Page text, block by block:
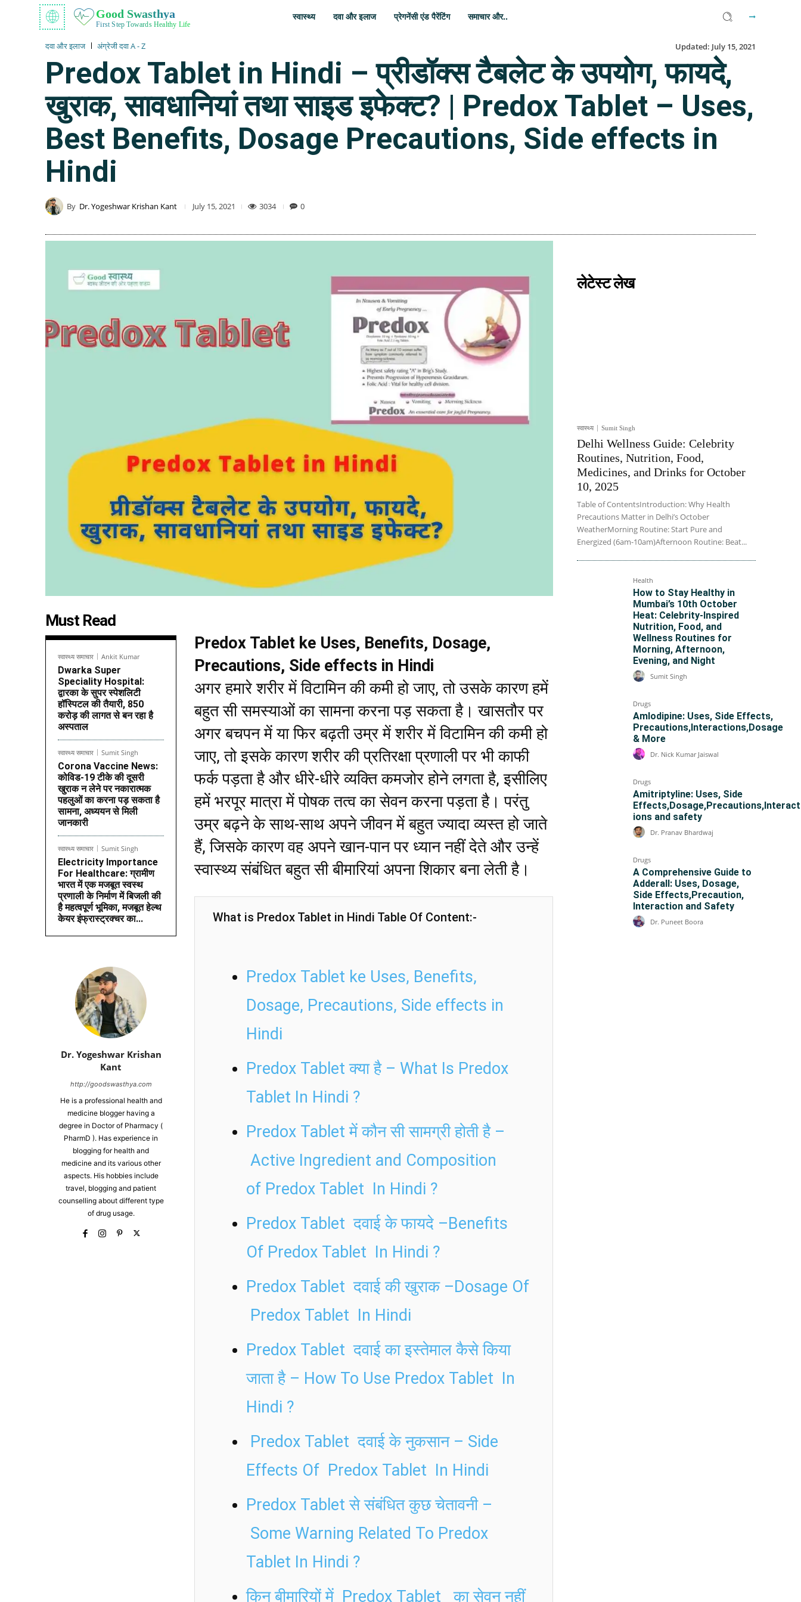
Good Swasthya
First Step Towards Healthy Life
स्वास्थ्य दवा और इलाज प्रेगनेंसी एंड पैरेंटिंग समाचार और..
दवा और इलाज अंग्रेजी दवा A - Z Updated: July 15, 2021
Predox Tablet in Hindi – प्रीडॉक्स टैबलेट के उपयोग, फायदे,
खुराक, सावधानियां तथा साइड इफेक्ट? | Predox Tablet – Uses,
Best Benefits, Dosage Precautions, Side effects in
Hindi
By Dr. Yogeshwar Krishan Kant July 15, 2021 3034 0
Must Read
स्वास्थ्य समाचार Ankit Kumar
Dwarka Super
Speciality Hospital:
द्वारका के सुपर स्पेशलिटी
हॉस्पिटल की तैयारी, 850
करोड़ की लागत से बन रहा है
अस्पताल
स्वास्थ्य समाचार Sumit Singh
Corona Vaccine News:
कोविड-19 टीके की दूसरी
खुराक न लेने पर नकारात्मक
पहलुओं का करना पड़ सकता है
सामना, अध्ययन से मिली
जानकारी
स्वास्थ्य समाचार Sumit Singh
Electricity Importance
For Healthcare: ग्रामीण
भारत में एक मजबूत स्वस्थ
प्रणाली के निर्माण में बिजली की
है महत्वपूर्ण भूमिका, मजबूत हेल्थ
केयर इंफ्रास्ट्रक्चर का...
Dr. Yogeshwar Krishan
Kant
http://goodswasthya.com
He is a professional health and
medicine blogger having a
degree in Doctor of Pharmacy (
PharmD ). Has experience in
blogging for health and
medicine and its various other
aspects. His hobbies include
travel, blogging and patient
counselling about different type
of drug usage.
Predox Tablet ke Uses, Benefits, Dosage,
Precautions, Side effects in Hindi
अगर हमारे शरीर में विटामिन की कमी हो जाए, तो उसके कारण हमें
बहुत सी समस्याओं का सामना करना पड़ सकता है। खासतौर पर
अगर बचपन में या फिर बढ़ती उम्र में शरीर में विटामिन की कमी हो
जाए, तो इसके कारण शरीर की प्रतिरक्षा प्रणाली पर भी काफी
फर्क पड़ता है और धीरे-धीरे व्यक्ति कमजोर होने लगता है, इसीलिए
हमें भरपूर मात्रा में पोषक तत्व का सेवन करना पड़ता है। परंतु
उम्र बढ़ने के साथ-साथ अपने जीवन में बहुत ज्यादा व्यस्त हो जाते
हैं, जिसके कारण वह अपने खान-पान पर ध्यान नहीं देते और उन्हें
स्वास्थ्य संबंधित बहुत सी बीमारियां अपना शिकार बना लेती है।
What is Predox Tablet in Hindi Table Of Content:-
Predox Tablet ke Uses, Benefits,
Dosage, Precautions, Side effects in
Hindi
Predox Tablet क्या है – What Is Predox
Tablet In Hindi ?
Predox Tablet में कौन सी सामग्री होती है –
Active Ingredient and Composition
of Predox Tablet In Hindi ?
Predox Tablet दवाई के फायदे –Benefits
Of Predox Tablet In Hindi ?
Predox Tablet दवाई की खुराक –Dosage Of
Predox Tablet In Hindi
Predox Tablet दवाई का इस्तेमाल कैसे किया
जाता है – How To Use Predox Tablet In
Hindi ?
Predox Tablet दवाई के नुकसान – Side
Effects Of Predox Tablet In Hindi
Predox Tablet से संबंधित कुछ चेतावनी –
Some Warning Related To Predox
Tablet In Hindi ?
किन बीमारियों में Predox Tablet का सेवन नहीं
लेटेस्ट लेख
स्वास्थ्य Sumit Singh
Delhi Wellness Guide: Celebrity
Routines, Nutrition, Food,
Medicines, and Drinks for October
10, 2025
Table of ContentsIntroduction: Why Health
Precautions Matter in Delhi’s October
WeatherMorning Routine: Start Pure and
Energized (6am-10am)Afternoon Routine: Beat...
Health
How to Stay Healthy in
Mumbai’s 10th October
Heat: Celebrity-Inspired
Nutrition, Food, and
Wellness Routines for
Morning, Afternoon,
Evening, and Night
Sumit Singh
Drugs
Amlodipine: Uses, Side Effects,
Precautions,Interactions,Dosage
& More
Dr. Nick Kumar Jaiswal
Drugs
Amitriptyline: Uses, Side
Effects,Dosage,Precautions,Interact
ions and safety
Dr. Pranav Bhardwaj
Drugs
A Comprehensive Guide to
Adderall: Uses, Dosage,
Side Effects,Precaution,
Interaction and Safety
Dr. Puneet Boora